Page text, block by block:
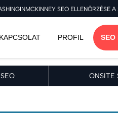
SEO ELLENŐRZÉSE
KAPCSOLAT PROFIL SEO
ONSITE